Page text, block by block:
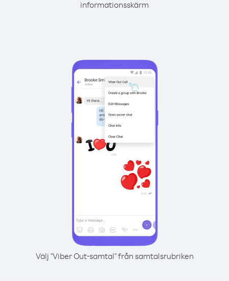
informationsskärm
Välj "Viber Out-samtal" från samtalsrubriken